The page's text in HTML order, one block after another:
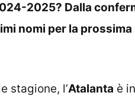
2025? Dalla
nomi per la
stagione, l’Atalanta è